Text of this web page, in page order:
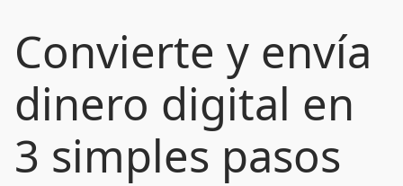
Convierte y envía
dinero digital en
3 simples pasos